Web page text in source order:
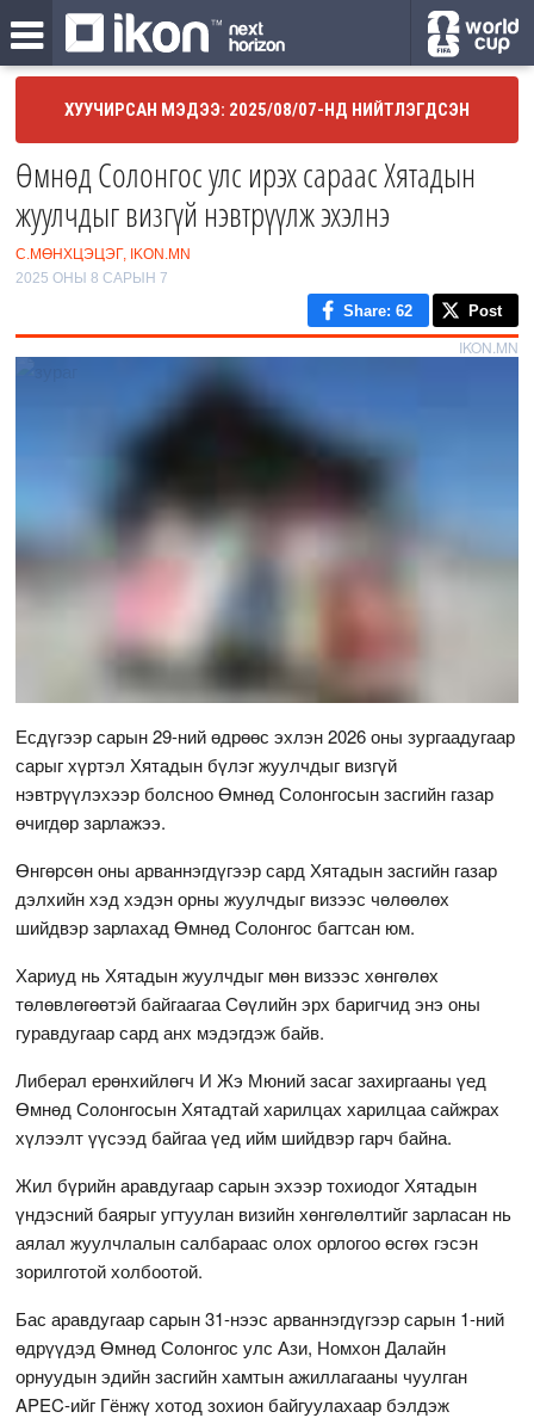
ХУУЧИРСАН МЭДЭЭ: 2025/08/07-НД НИЙТЛЭГДСЭН
Өмнөд Солонгос улс ирэх сараас Хятадын
жуулчдыг визгүй нэвтрүүлж эхэлнэ
С.МӨНХЦЭЦЭГ, IKON.MN
2025 ОНЫ 8 САРЫН 7
Share: 62 Post
IKON.MN
Есдүгээр сарын 29-ний өдрөөс эхлэн 2026 оны зургаадугаар
сарыг хүртэл Хятадын бүлэг жуулчдыг визгүй
нэвтрүүлэхээр болсноо Өмнөд Солонгосын засгийн газар
өчигдөр зарлажээ.
Өнгөрсөн оны арваннэгдүгээр сард Хятадын засгийн газар
дэлхийн хэд хэдэн орны жуулчдыг визээс чөлөөлөх
шийдвэр зарлахад Өмнөд Солонгос багтсан юм.
Хариуд нь Хятадын жуулчдыг мөн визээс хөнгөлөх
төлөвлөгөөтэй байгаагаа Сөүлийн эрх баригчид энэ оны
гуравдугаар сард анх мэдэгдэж байв.
Либерал ерөнхийлөгч И Жэ Мюний засаг захиргааны үед
Өмнөд Солонгосын Хятадтай харилцах харилцаа сайжрах
хүлээлт үүсээд байгаа үед ийм шийдвэр гарч байна.
Жил бүрийн аравдугаар сарын эхээр тохиодог Хятадын
үндэсний баярыг угтуулан визийн хөнгөлөлтийг зарласан нь
аялал жуулчлалын салбараас олох орлогоо өсгөх гэсэн
зорилготой холбоотой.
Бас аравдугаар сарын 31-нээс арваннэгдүгээр сарын 1-ний
өдрүүдэд Өмнөд Солонгос улс Ази, Номхон Далайн
орнуудын эдийн засгийн хамтын ажиллагааны чуулган
APEC-ийг Гёнжү хотод зохион байгуулахаар бэлдэж